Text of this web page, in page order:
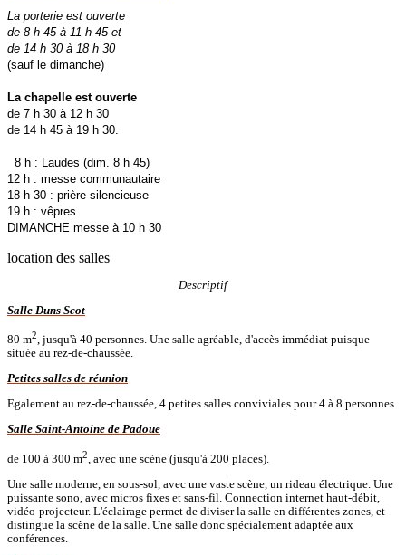
La porterie est ouverte
de 8 h 45 à 11 h 45 et
de 14 h 30 à 18 h 30
(sauf le dimanche)
La chapelle est ouverte
de 7 h 30 à 12 h 30
de 14 h 45 à 19 h 30.
8 h : Laudes (dim. 8 h 45)
12 h : messe communautaire
18 h 30 : prière silencieuse
19 h : vêpres
DIMANCHE messe à 10 h 30
location des salles
Descriptif
Salle Duns Scot
80 m2, jusqu'à 40 personnes. Une salle agréable, d'accès immédiat puisque
située au rez-de-chaussée.
Petites salles de réunion
Egalement au rez-de-chaussée, 4 petites salles conviviales pour 4 à 8 personnes.
Salle Saint-Antoine de Padoue
de 100 à 300 m2 , avec une scène (jusqu'à 200 places).
Une salle moderne, en sous-sol, avec une vaste scène, un rideau électrique. Une
puissante sono, avec micros fixes et sans-fil. Connection internet haut-débit,
vidéo-projecteur. L'éclairage permet de diviser la salle en différentes zones, et
distingue la scène de la salle. Une salle donc spécialement adaptée aux
conférences.